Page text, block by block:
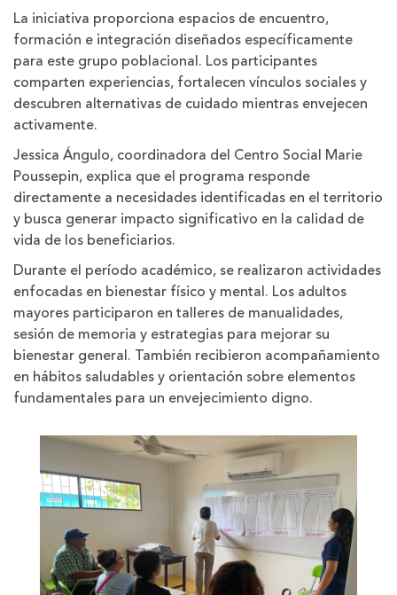
La iniciativa proporciona espacios de encuentro,
formación e integración diseñados específicamente
para este grupo poblacional. Los participantes
comparten experiencias, fortalecen vínculos sociales y
descubren alternativas de cuidado mientras envejecen
activamente.
Jessica Ángulo, coordinadora del Centro Social Marie
Poussepin, explica que el programa responde
directamente a necesidades identificadas en el territorio
y busca generar impacto significativo en la calidad de
vida de los beneficiarios.
Durante el período académico, se realizaron actividades
enfocadas en bienestar físico y mental. Los adultos
mayores participaron en talleres de manualidades,
sesión de memoria y estrategias para mejorar su
bienestar general. También recibieron acompañamiento
en hábitos saludables y orientación sobre elementos
fundamentales para un envejecimiento digno.